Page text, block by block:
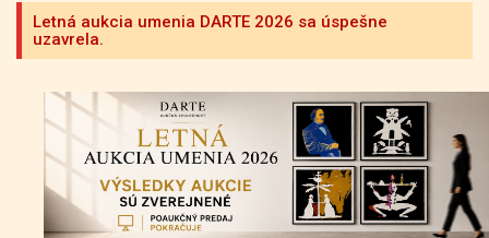
Letná aukcia umenia DARTE 2026 sa úspešne
uzavrela.